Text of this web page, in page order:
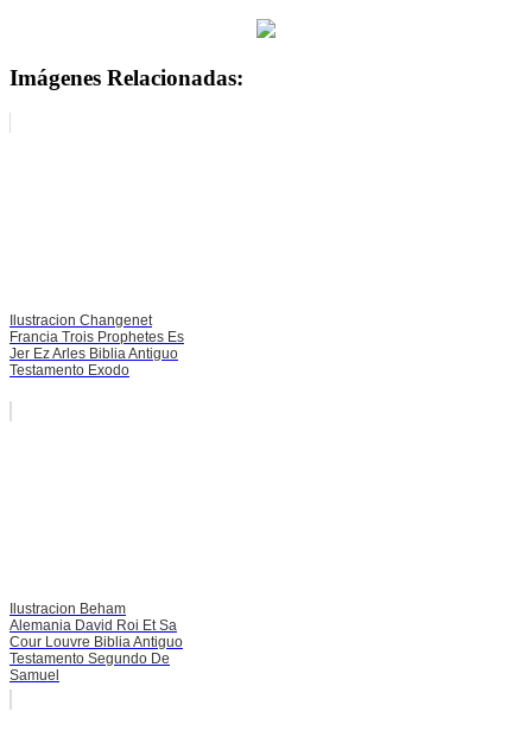
Imágenes Relacionadas:
Ilustracion Changenet
Francia Trois Prophetes Es
Jer Ez Arles Biblia Antiguo
Testamento Exodo
Ilustracion Beham
Alemania David Roi Et Sa
Cour Louvre Biblia Antiguo
Testamento Segundo De
Samuel